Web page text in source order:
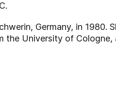
Germany, in 1980.
the University of